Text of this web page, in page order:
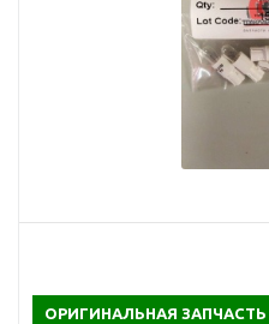
ОРИГИНАЛЬНАЯ ЗАПЧАСТЬ